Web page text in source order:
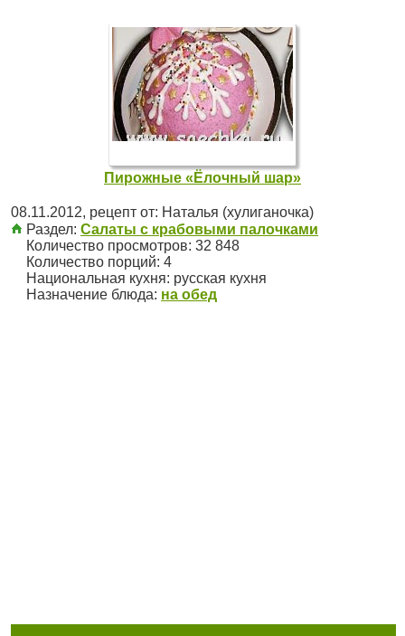
Пирожные «Ёлочный шар»
08.11.2012, рецепт от: Наталья (хулиганочка)
Раздел: Салаты с крабовыми палочками
Количество просмотров: 32 848
Количество порций: 4
Национальная кухня: русская кухня
Назначение блюда: на обед